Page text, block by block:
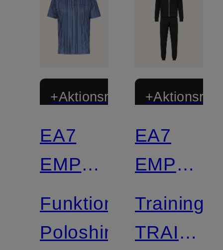
+Aktionsrabatt
EA7
EMPORIO
ARMANI
Funktions-
Poloshirt
EA7
ARMANI
TRAIN